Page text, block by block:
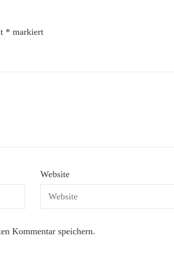
* markiert
Website
Kommentar speichern.